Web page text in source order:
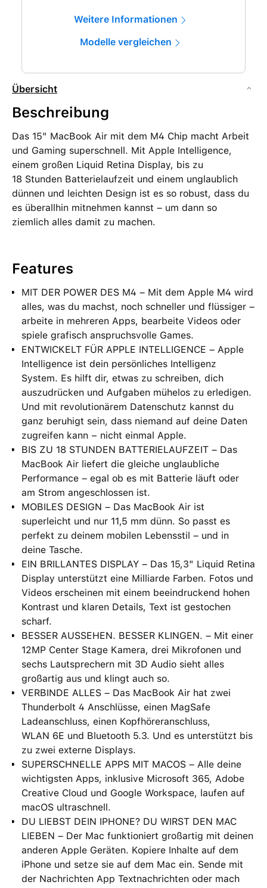
Weitere Informationen
Modelle vergleichen
Übersicht
Beschreibung
Das 15" MacBook Air mit dem M4 Chip macht Arbeit
und Gaming superschnell. Mit Apple Intelligence,
einem großen Liquid Retina Display, bis zu
18 Stunden Batterielaufzeit und einem unglaublich
dünnen und leichten Design ist es so robust, dass du
es überallhin mitnehmen kannst – um dann so
ziemlich alles damit zu machen.
Features
MIT DER POWER DES M4 – Mit dem Apple M4 wird
alles, was du machst, noch schneller und flüssiger –
arbeite in mehreren Apps, bearbeite Videos oder
spiele grafisch anspruchsvolle Games.
ENTWICKELT FÜR APPLE INTELLIGENCE – Apple
Intelligence ist dein persönliches Intelligenz
System. Es hilft dir, etwas zu schreiben, dich
auszudrücken und Aufgaben mühelos zu erledigen.
Und mit revolutionärem Datenschutz kannst du
ganz beruhigt sein, dass niemand auf deine Daten
zugreifen kann − nicht einmal Apple.
BIS ZU 18 STUNDEN BATTERIELAUFZEIT – Das
MacBook Air liefert die gleiche unglaubliche
Performance – egal ob es mit Batterie läuft oder
am Strom angeschlossen ist.
MOBILES DESIGN – Das MacBook Air ist
superleicht und nur 11,5 mm dünn. So passt es
perfekt zu deinem mobilen Lebensstil – und in
deine Tasche.
EIN BRILLANTES DISPLAY – Das 15,3" Liquid Retina
Display unterstützt eine Milliarde Farben. Fotos und
Videos erscheinen mit einem beein­druckend hohen
Kontrast und klaren Details, Text ist gestochen
scharf.
BESSER AUSSEHEN. BESSER KLINGEN. – Mit einer
12MP Center Stage Kamera, drei Mikrofonen und
sechs Lautsprechern mit 3D Audio sieht alles
großartig aus und klingt auch so.
VERBINDE ALLES – Das MacBook Air hat zwei
Thunderbolt 4 Anschlüsse, einen MagSafe
Ladeanschluss, einen Kopfhöreranschluss,
WLAN 6E und Bluetooth 5.3. Und es unterstützt bis
zu zwei externe Displays.
SUPERSCHNELLE APPS MIT MACOS – Alle deine
wichtigsten Apps, inklusive Microsoft 365, Adobe
Creative Cloud und Google Workspace, laufen auf
macOS ultraschnell.
DU LIEBST DEIN IPHONE? DU WIRST DEN MAC
LIEBEN – Der Mac funktioniert großartig mit deinen
anderen Apple Geräten. Kopiere Inhalte auf dem
iPhone und setze sie auf dem Mac ein. Sende mit
der Nachrichten App Textnachrichten oder mach